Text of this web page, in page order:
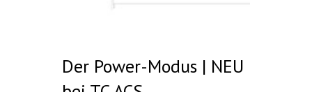
Der Power-Modus | NEU